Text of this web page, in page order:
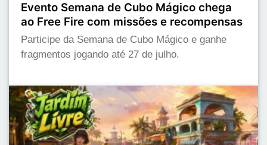
Evento Semana de Cubo Mágico chega
ao Free Fire com missões e recompensas
Participe da Semana de Cubo Mágico e ganhe
fragmentos jogando até 27 de julho.